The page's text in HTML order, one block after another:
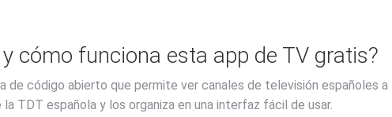
cómo funciona esta app de TV gratis?
de código abierto que permite ver canales de televisión españoles
TDT española y los organiza en una interfaz fácil de usar.